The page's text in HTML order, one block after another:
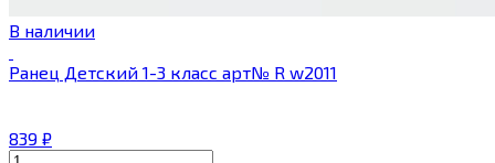
В наличии
Ранец Детский 1-3 класс арт№ R w2011
839 ₽